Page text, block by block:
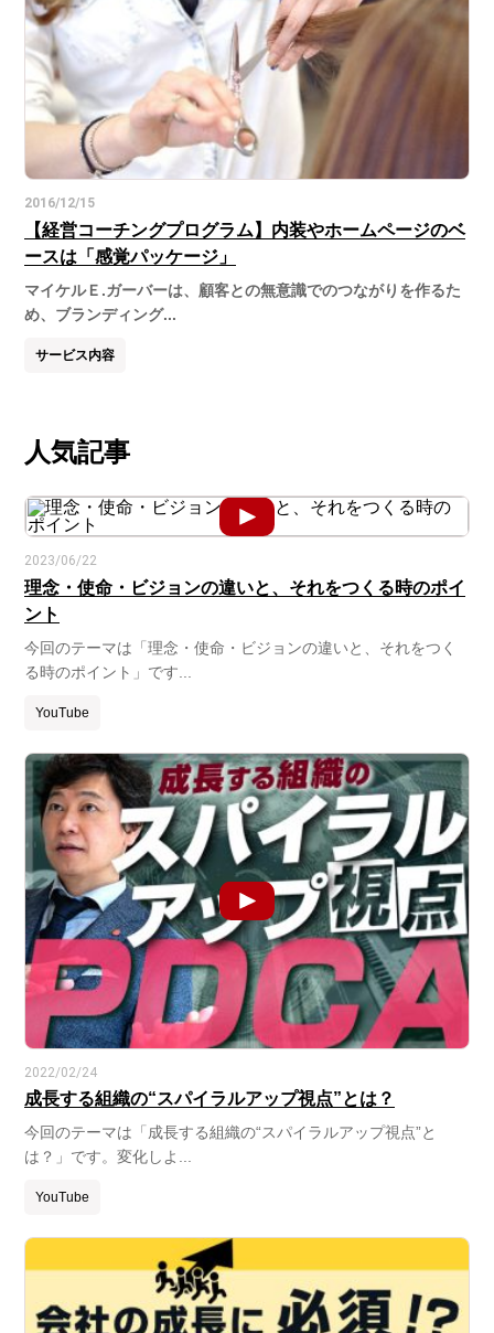
2016/12/15
【経営コーチングプログラム】内装やホームページのベ
ースは「感覚パッケージ」
マイケルＥ.ガーバーは、顧客との無意識でのつながりを作るた
め、ブランディング...
サービス内容
人気記事
2023/06/22
理念・使命・ビジョンの違いと、それをつくる時のポイ
ント
今回のテーマは「理念・使命・ビジョンの違いと、それをつく
る時のポイント」です...
YouTube
2022/02/24
成長する組織の“スパイラルアップ視点”とは？
今回のテーマは「成長する組織の“スパイラルアップ視点”と
は？」です。変化しよ...
YouTube